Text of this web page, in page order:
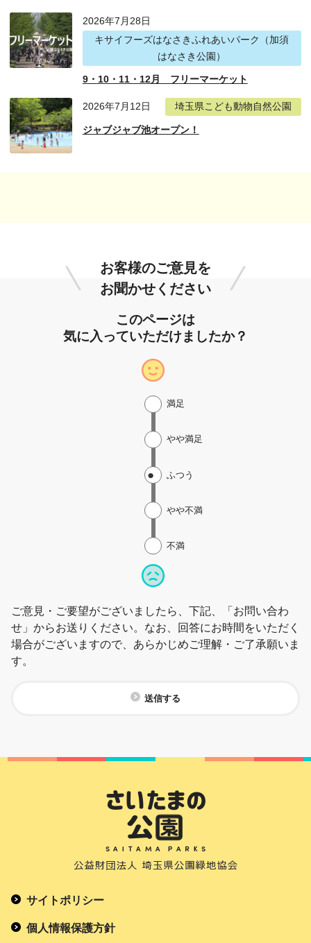
2026年7月28日
キサイフーズはなさきふれあいパーク（加須
はなさき公園）
9・10・11・12月 フリーマーケット
2026年7月12日 埼玉県こども動物自然公園
ジャブジャブ池オープン！
お客様のご意見を
お聞かせください
このページは
気に入っていただけましたか？
不満
やや不満
ふつう
やや満足
満足
ご意見・ご要望がございましたら、下記、「お問い合わ
せ」からお送りください。なお、回答にお時間をいただく
場合がございますので、あらかじめご理解・ご了承願いま
す。
送信する
サイトポリシー
個人情報保護方針